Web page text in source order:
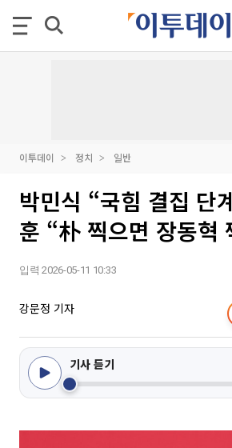
이투데이 정치 일반
박민식 “국힘 결집 단
훈 “朴 찍으면 장동혁
입력 2026-05-11 10:33
강문정 기자
기사 듣기